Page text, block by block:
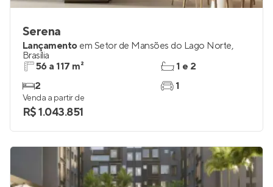
Serena
Lançamento em Setor de Mansões do Lago Norte,
Brasília
56 a 117 m²
2
1 e 2
1
Venda a partir de
R$ 1.043.851